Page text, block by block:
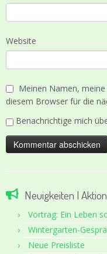
Website
Meinen Namen,
diesem Browser für die
Benachrichtige mich
Neuigkeiten |
Vortrag: Ein Leben
Wintergarten-
Neue Preisliste